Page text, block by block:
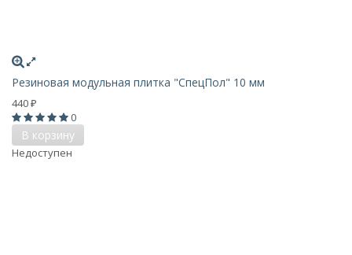
Резиновая модульная плитка "СпецПол" 10 мм
440 ₽
0
В корзину
Недоступен